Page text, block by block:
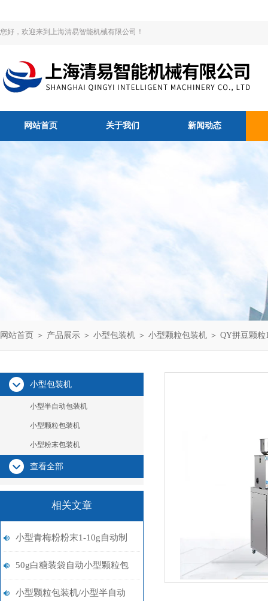
您好，欢迎来到上海清易智能机械有限公司！
网站首页 关于我们 新闻动态
网站首页 ＞ 产品展示 ＞ 小型包装机 ＞ 小型颗粒包装机 ＞ QY拼豆颗
小型包装机
小型半自动包装机
小型颗粒包装机
小型粉末包装机
查看全部
相关文章
小型青梅粉粉末1-10g自动制
袋称重包装机多少钱
50g白糖装袋自动小型颗粒包
装机多少钱
小型颗粒包装机/小型半自动